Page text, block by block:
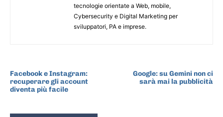
tecnologie orientate a Web, mobile,
Cybersecurity e Digital Marketing per
sviluppatori, PA e imprese.
Facebook e Instagram:
recuperare gli account
diventa più facile
Google: su Gemini non ci
sarà mai la pubblicità